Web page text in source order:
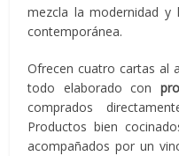
mezcla la modernidad y
contemporánea.
Ofrecen cuatro cartas al
todo elaborado con
comprados
Productos bien
acompañados por un